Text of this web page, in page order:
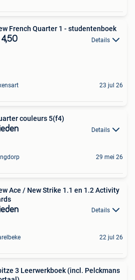
French Quarter 1 - studentenboek
Details
23 jul 26
couleurs 5(f4)
Details
29 mei 26
Ace / New Strike 1.1 en 1.2 Activity
Details
22 jul 26
3 Leerwerkboek (incl. Pelckmans